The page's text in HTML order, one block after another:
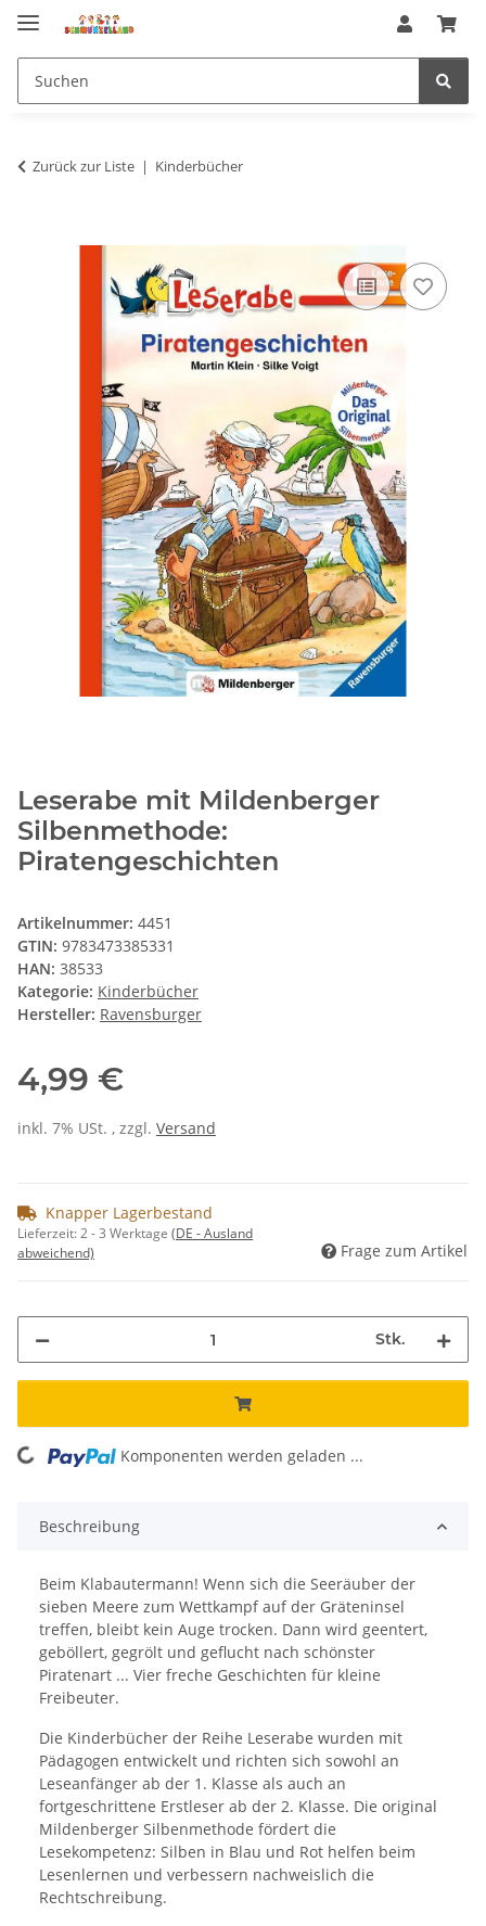
Zurück zur Liste Kinderbücher
Leserabe mit Mildenberger
Silbenmethode:
Piratengeschichten
Artikelnummer: 4451
GTIN: 9783473385331
HAN: 38533
Kategorie: Kinderbücher
Hersteller: Ravensburger
4,99 €
inkl. 7% USt. , zzgl. Versand
Knapper Lagerbestand
Lieferzeit:2 - 3 Werktage (DE - Ausland
abweichend)
Frage zum Artikel
Stk.
Komponenten werden geladen ...
Beschreibung
Beim Klabautermann! Wenn sich die Seeräuber der
sieben Meere zum Wettkampf auf der Gräteninsel
treffen, bleibt kein Auge trocken. Dann wird geentert,
geböllert, gegrölt und geflucht nach schönster
Piratenart ... Vier freche Geschichten für kleine
Freibeuter.
Die Kinderbücher der Reihe Leserabe wurden mit
Pädagogen entwickelt und richten sich sowohl an
Leseanfänger ab der 1. Klasse als auch an
fortgeschrittene Erstleser ab der 2. Klasse. Die original
Mildenberger Silbenmethode fördert die
Lesekompetenz: Silben in Blau und Rot helfen beim
Lesenlernen und verbessern nachweislich die
Rechtschreibung.